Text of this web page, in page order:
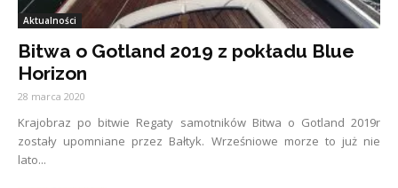
Aktualności
Bitwa o Gotland 2019 z pokładu Blue
Horizon
28 marca 2020
Krajobraz po bitwie Regaty samotników Bitwa o Gotland 2019r
zostały upomniane przez Bałtyk. Wrześniowe morze to już nie
lato...